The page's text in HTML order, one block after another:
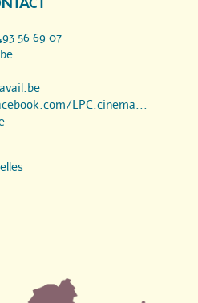
56 69 07
LPC.cinema...